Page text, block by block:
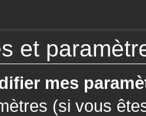
et
mes
(si vous